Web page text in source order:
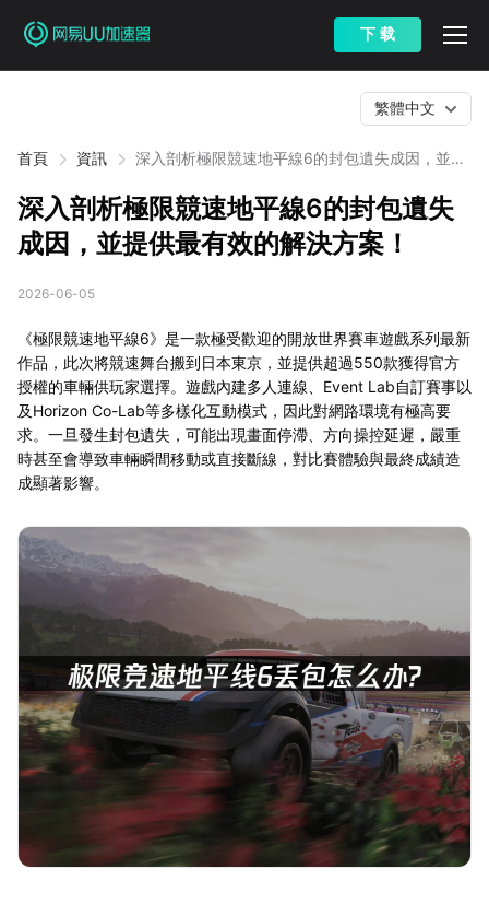
下 载
首頁 資訊
深入剖析極限競速地平線6的封包遺失成因，並提
繁體中文
深入剖析極限競速地平線6的封包遺失
成因，並提供最有效的解決方案！
2026-06-05
《極限競速地平線6》是一款極受歡迎的開放世界賽車遊戲系列最新
作品，此次將競速舞台搬到日本東京，並提供超過550款獲得官方
授權的車輛供玩家選擇。遊戲內建多人連線、Event Lab自訂賽事以
及Horizon Co-Lab等多樣化互動模式，因此對網路環境有極高要
求。一旦發生封包遺失，可能出現畫面停滯、方向操控延遲，嚴重
時甚至會導致車輛瞬間移動或直接斷線，對比賽體驗與最終成績造
成顯著影響。